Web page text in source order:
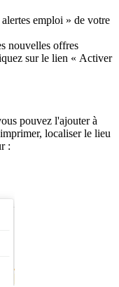
emploi » de votre
nouvelles offres
sur le lien « Activer
pouvez l'ajouter à
localiser le lieu
: